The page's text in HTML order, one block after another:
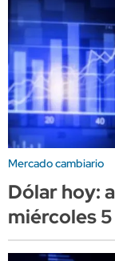
Mercado cambiario
Dólar hoy:
miércoles